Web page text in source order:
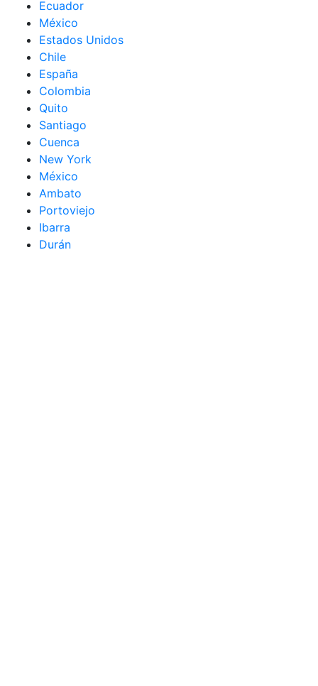
Ecuador
México
Estados Unidos
Chile
España
Colombia
Quito
Santiago
Cuenca
New York
México
Ambato
Portoviejo
Ibarra
Durán